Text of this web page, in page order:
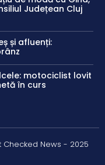
Județean Cluj
și afluenți:
motociclist lovit
în curs
Checked News - 2025